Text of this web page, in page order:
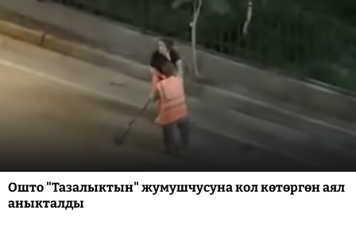
Ошто "Тазалыктын" жумушчусуна кол көтөргөн аял
аныкталды